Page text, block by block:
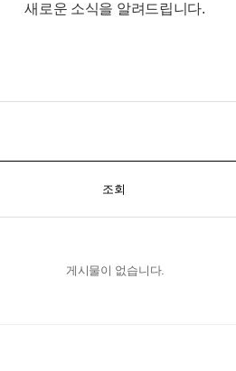
새로운 소식을 알려드립니다.
조회
게시물이 없습니다.